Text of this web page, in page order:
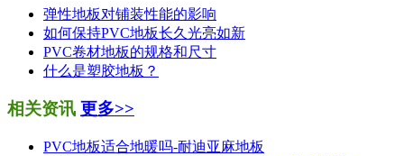
弹性地板对铺装性能的影响
如何保持PVC地板长久光亮如新
PVC卷材地板的规格和尺寸
什么是塑胶地板？
相关资讯 更多>>
PVC地板适合地暖吗-耐迪亚麻地板